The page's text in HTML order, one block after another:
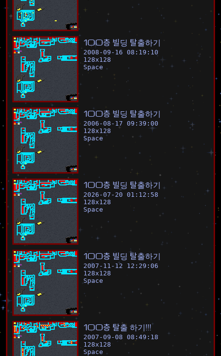
100층 빌딩 탈출하기
2008-09-16 08:19:10
128x128
Space
100층 빌딩 탈출하기
2006-08-17 09:39:00
128x128
Space
100층 빌딩 탈출하기
2026-07-20 01:12:58
128x128
Space
100층 빌딩 탈출하기
2007-11-12 12:29:06
128x128
Space
100층 탈출 하기!!!
2007-09-08 08:49:18
128x128
Space